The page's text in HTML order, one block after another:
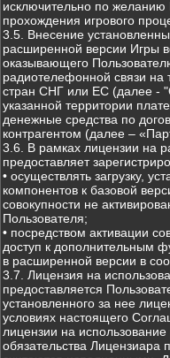
исключительно по желанию
прохождения игрового
3.5. Внесение
расширенной версии Игры
оказывающего
радиотелефонной связи на
стран СНГ или ЕС (далее -
указанной территории
денежные средства по
контрагентом (далее –
3.6. В рамках лицензии на
предоставляет
• осуществлять загрузку,
компонентов к базовой
совокупности не
Пользователя;
• посредством активации
доступ к дополнительным
в расширенной версии в
3.7. Лицензия на
предоставляется
установленного за нее
условиях настоящего
лицензии на
обязательства Лицензиара